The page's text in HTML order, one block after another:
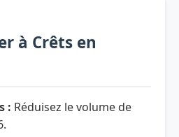
à Crêts en
: Réduisez le volume de